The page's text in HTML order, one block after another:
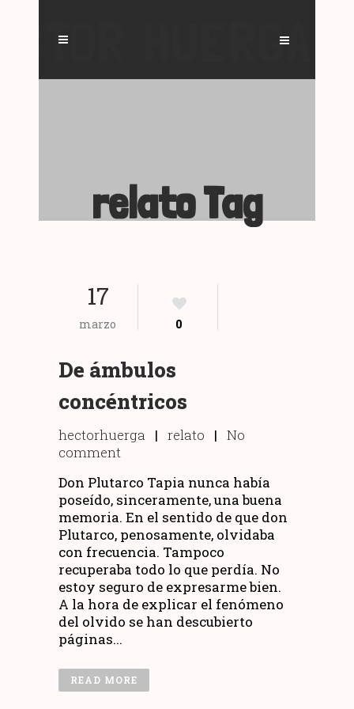
relato Tag
17
marzo 0
De ámbulos
concéntricos
hectorhuerga | relato | No
comment
Don Plutarco Tapia nunca había
poseído, sinceramente, una buena
memoria. En el sentido de que don
Plutarco, penosamente, olvidaba
con frecuencia. Tampoco
recuperaba todo lo que perdía. No
estoy seguro de expresarme bien.
A la hora de explicar el fenómeno
del olvido se han descubierto
páginas...
READ MORE